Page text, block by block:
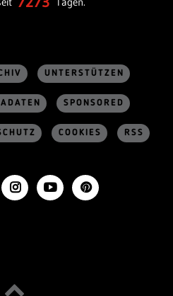
UNTERSTÜTZEN
SPONSORED
COOKIES RSS